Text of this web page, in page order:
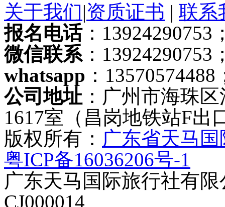
关于我们|资质证书 | 联系
报名电话：13924290753
微信联系：13924290753
whatsapp ：13570574488
公司地址 ：广州市海珠
1617室（昌岗地铁站F出
版权所有： 广东省天马
粤ICP备16036206号-1
广东天马国际旅行社有
CJ000014